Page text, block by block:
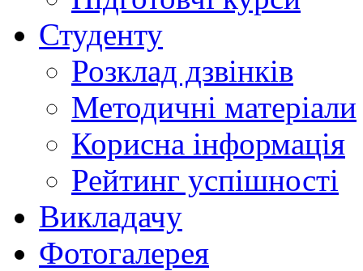
Студенту
Розклад дзвінків
Методичні матеріали
Корисна інформація
Рейтинг успішності
Викладачу
Фотогалерея